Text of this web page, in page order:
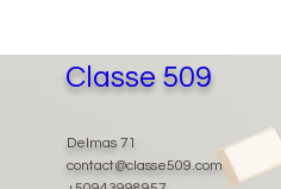
Classe 509
Delmas 71
contact@classe509.com